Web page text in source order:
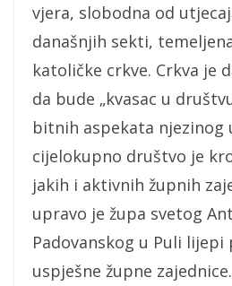
vjera, slobodna od
današnjih sekti,
katoličke crkve. Crkva je
da bude „kvasac u
bitnih aspekata njezinog
cijelokupno društvo je
jakih i aktivnih župnih
upravo je župa svetog
Padovanskog u Puli
uspješne župne zajednice.